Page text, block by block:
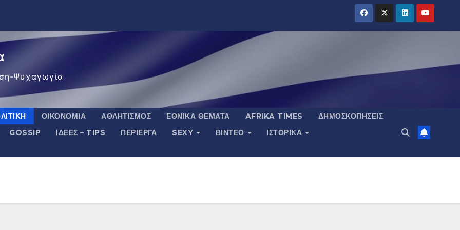
Ψυχαγωγία
ΟΙΚΟΝΟΜΊΑ ΑΘΛΗΤΙΣΜΌΣ ΕΘΝΙΚΆ ΘΈΜΑΤΑ AFRIKA TIMES
ΔΗΜΟΣΚΟΠΉΣΕΙΣ
GOSSIP ΙΔΈΕΣ – TIPS ΠΕΡΊΕΡΓΑ SEXY ΒΙΝΤΕΟ
ΙΣΤΟΡΙΚΆ